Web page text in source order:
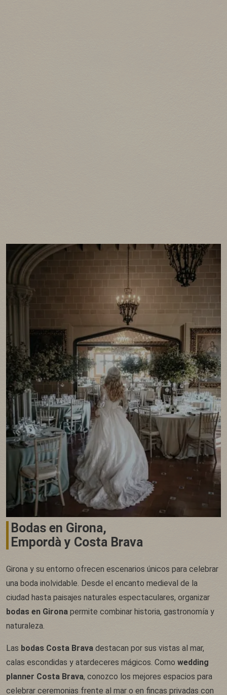
Bodas en Girona,
Empordà y Costa Brava
Girona y su entorno ofrecen escenarios únicos para celebrar
una boda inolvidable. Desde el encanto medieval de la
ciudad hasta paisajes naturales espectaculares, organizar
bodas en Girona permite combinar historia, gastronomía y
naturaleza.
Las bodas Costa Brava destacan por sus vistas al mar,
calas escondidas y atardeceres mágicos. Como wedding
planner Costa Brava, conozco los mejores espacios para
celebrar ceremonias frente al mar o en fincas privadas con